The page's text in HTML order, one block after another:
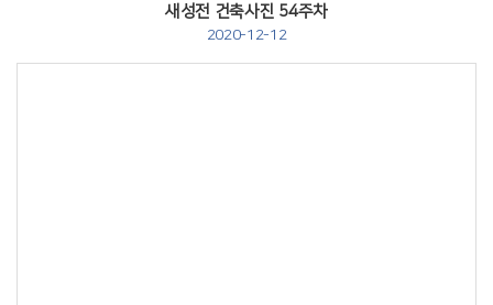
새성전 건축사진 54주차
2020-12-12